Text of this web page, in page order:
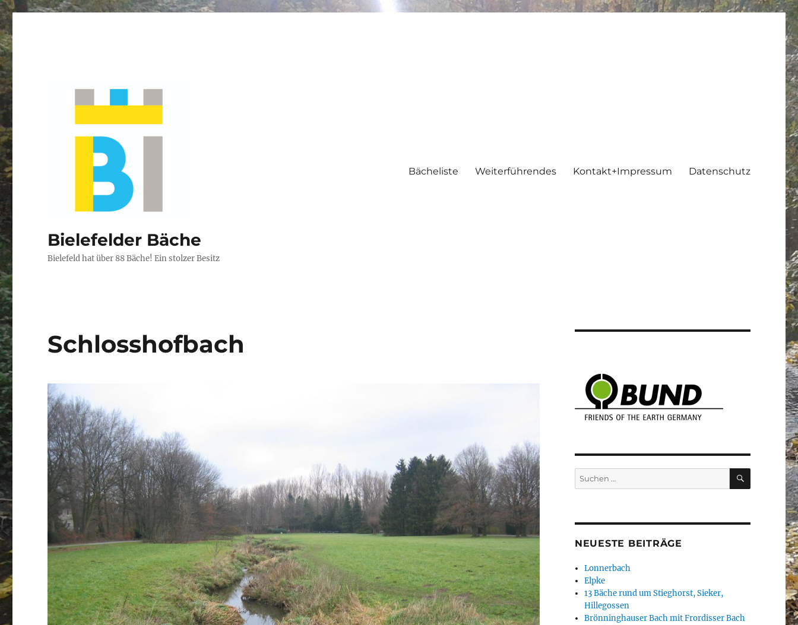
Bielefelder Bäche
Bielefeld hat über 88 Bäche! Ein stolzer Besitz
Bächeliste Weiterführendes Kontakt+Impressum Datenschutz
Schlosshofbach
Suchen
nach:
SUCHEN
NEUESTE BEITRÄGE
Lonnerbach
Elpke
13 Bäche rund um Stieghorst, Sieker,
Hillegossen
Brönninghauser Bach mit Frordisser Bach